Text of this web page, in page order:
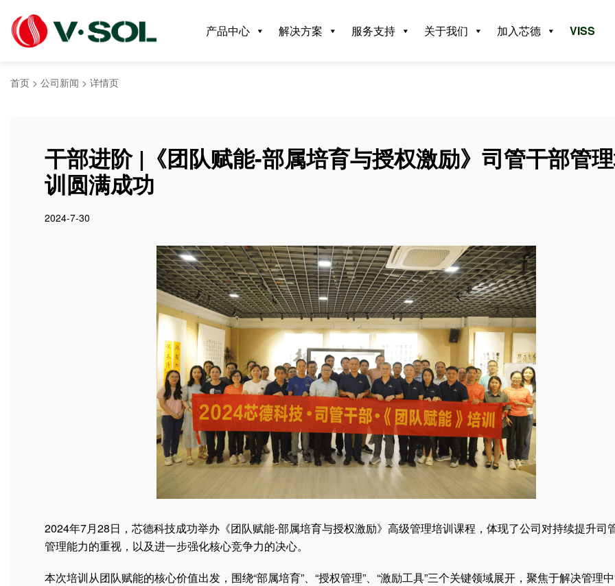
产品中心 解决方案 服务支持 关于我们 加入芯德 VISS
首页 > 公司新闻 > 详情页
干部进阶 |《团队赋能-部属培育与授权激励》司管干部管
训圆满成功
2024-7-30
2024年7月28日，芯德科技成功举办《团队赋能-部属培育与授权激励》高级管理培训课程，体现了公司对持续提升司
管理能力的重视，以及进一步强化核心竞争力的决心。
本次培训从团队赋能的核心价值出发，围绕“部属培育”、“授权管理”、“激励工具”三个关键领域展开，聚焦于解决管理